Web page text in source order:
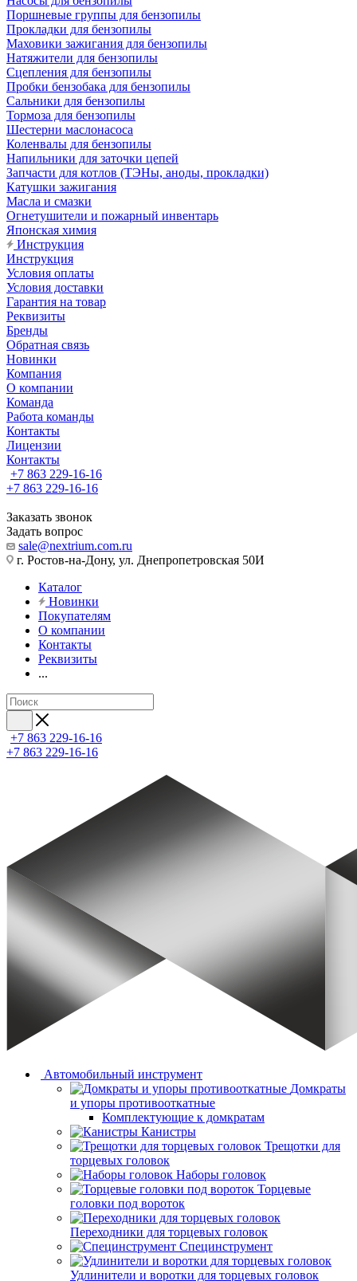
Поршневые группы для бензопилы
Прокладки для бензопилы
Маховики зажигания для бензопилы
Натяжители для бензопилы
Сцепления для бензопилы
Пробки бензобака для бензопилы
Сальники для бензопилы
Тормоза для бензопилы
Шестерни маслонасоса
Коленвалы для бензопилы
Напильники для заточки цепей
Запчасти для котлов (ТЭНы, аноды, прокладки)
Катушки зажигания
Масла и смазки
Огнетушители и пожарный инвентарь
Японская химия
Инструкция
Инструкция
Условия оплаты
Условия доставки
Гарантия на товар
Реквизиты
Бренды
Обратная связь
Новинки
Компания
О компании
Команда
Работа команды
Контакты
Лицензии
Контакты
+7 863 229-16-16
+7 863 229-16-16
Заказать звонок
Задать вопрос
sale@nextrium.com.ru
г. Ростов-на-Дону, ул. Днепропетровская 50И
Каталог
Новинки
Покупателям
О компании
Контакты
Реквизиты
...
+7 863 229-16-16
+7 863 229-16-16
Автомобильный инструмент
Домкраты
и упоры противооткатные
Комплектующие к домкратам
Канистры
Трещотки для
торцевых головок
Наборы головок
Торцевые
головки под вороток
Переходники для торцевых головок
Специнструмент
Удлинители и воротки для торцевых головок